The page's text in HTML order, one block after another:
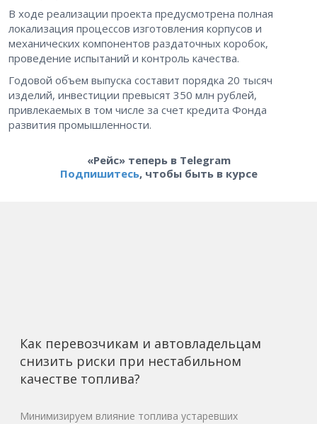
В ходе реализации проекта предусмотрена полная
локализация процессов изготовления корпусов и
механических компонентов раздаточных коробок,
проведение испытаний и контроль качества.
Годовой объем выпуска составит порядка 20 тысяч
изделий, инвестиции превысят 350 млн рублей,
привлекаемых в том числе за счет кредита Фонда
развития промышленности.
«Рейс» теперь в Telegram
Подпишитесь, чтобы быть в курсе
Как перевозчикам и автовладельцам
снизить риски при нестабильном
качестве топлива?
Минимизируем влияние топлива устаревших